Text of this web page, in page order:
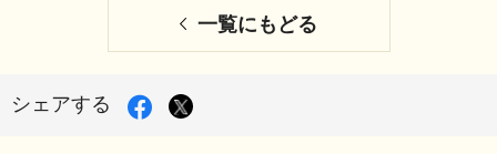
一覧にもどる
シェアする
Facebook
で
X